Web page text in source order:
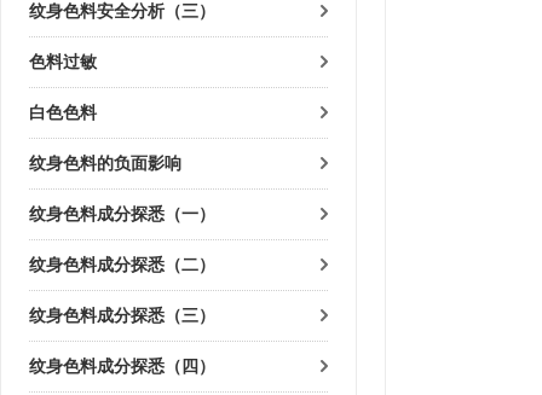
纹身色料安全分析（三）
色料过敏
白色色料
纹身色料的负面影响
纹身色料成分探悉（一）
纹身色料成分探悉（二）
纹身色料成分探悉（三）
纹身色料成分探悉（四）